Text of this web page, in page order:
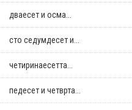
дваесет и осма...
сто седумдесет и...
четиринаесетта...
педесет и четврта...